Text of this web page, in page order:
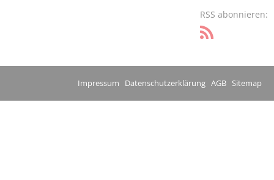
RSS abonnieren:
Impressum Datenschutzerklärung AGB Sitemap